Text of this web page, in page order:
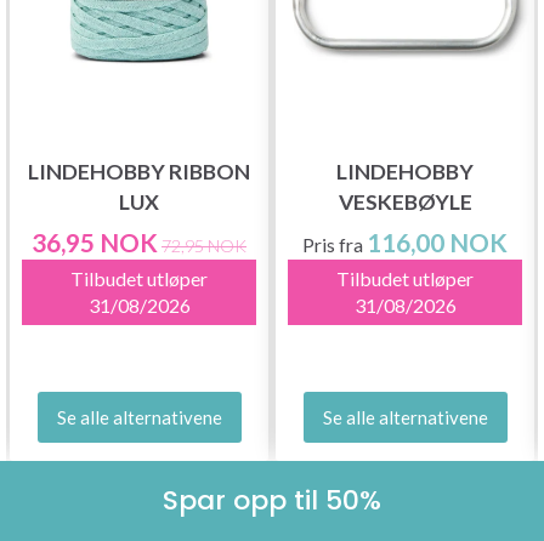
LINDEHOBBY RIBBON
LUX
36,95 NOK 72,95 NOK
Tilbudet utløper
31/08/2026
Se alle alternativene
LINDEHOBBY
VESKEBØYLE
Pris fra 116,00 NOK
Tilbudet utløper
31/08/2026
Se alle alternativene
Spar opp til 50%